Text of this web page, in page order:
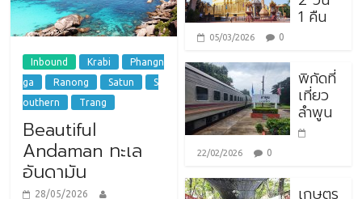
Inbound Krabi
Phangn
ga
Ranong Satun
S
outhern
Trang
Beautiful
Andaman ทะเล
อันดามัน
28/05/2026
1 คืน
05/03/2026 0
พิกัดที่
เที่ยว
ลำพูน
22/02/2026 0
เกษตร